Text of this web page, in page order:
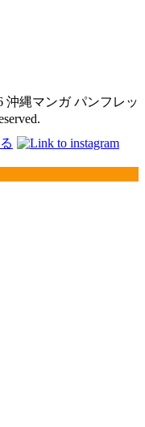
沖縄マンガ パンフレッ